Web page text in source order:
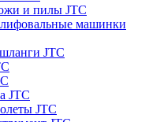
и пилы JTC
машинки
JTC
JTC
JTC